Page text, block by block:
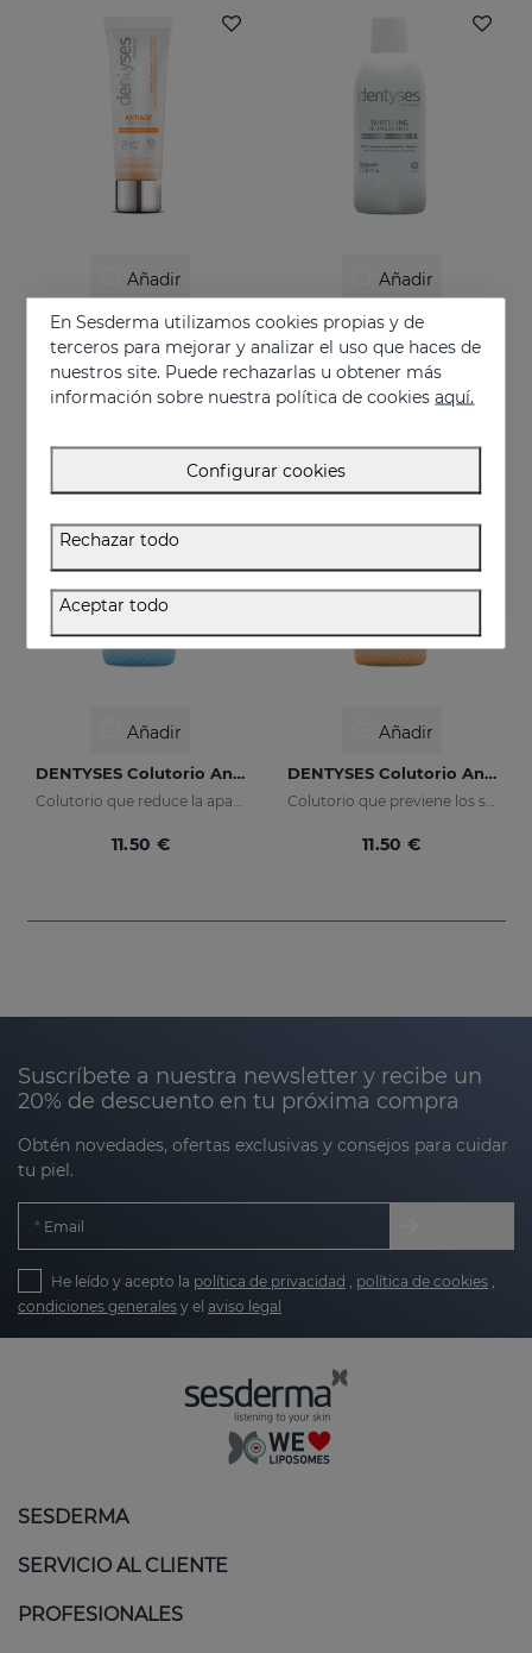
Añadir
DENTYSES Pasta Antiage
Pasta dentífrica que previene los signos del envejecimiento bucal
9.95 €
Añadir
16.95 €
Añadir
DENTYSES Colutorio Antiplaca
Colutorio que reduce la aparición de la placa bacteriana
11.50 €
Añadir
DENTYSES Colutorio Antiedad
Colutorio que previene los signos del envejecimiento bucal
11.50 €
Suscríbete a nuestra newsletter y recibe un
20% de descuento en tu próxima compra
Obtén novedades, ofertas exclusivas y consejos para cuidar
tu piel.
Email
He leído y acepto la política de privacidad , política de cookies ,
condiciones generales y el aviso legal
SESDERMA
SERVICIO AL CLIENTE
PROFESIONALES
En Sesderma utilizamos cookies propias y de
terceros para mejorar y analizar el uso que haces de
nuestros site. Puede rechazarlas u obtener más
información sobre nuestra política de cookiesaquí.
Configurar cookies
Rechazar todo
Aceptar todo